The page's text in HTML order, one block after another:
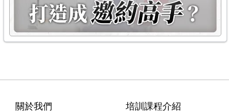
關於我們
培訓課程介紹